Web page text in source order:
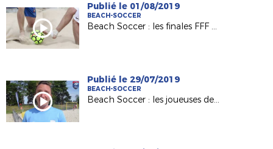
Publié le 01/08/2019
BEACH-SOCCER
Beach Soccer : les finales FFF en Vendée ce week-end !
Publié le 29/07/2019
BEACH-SOCCER
Beach Soccer : les joueuses de La Roche ESOF en finale !